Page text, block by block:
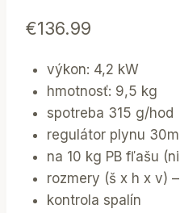
€136.99
výkon: 4,2 kW
hmotnosť: 9,5 kg
spotreba 315 g/hod
regulátor plynu
na 10 kg PB fľašu
rozmery (š x h x v)
kontrola spalín